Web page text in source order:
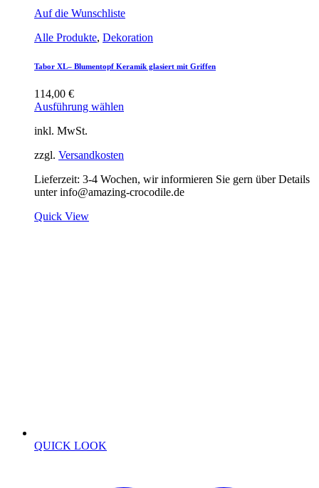
Auf die Wunschliste
Alle Produkte, Dekoration
Tabor XL– Blumentopf Keramik glasiert mit Griffen
114,00 €
Ausführung wählen
inkl. MwSt.
zzgl. Versandkosten
Lieferzeit: 3-4 Wochen, wir informieren Sie gern über Details
unter info@amazing-crocodile.de
Quick View
QUICK LOOK